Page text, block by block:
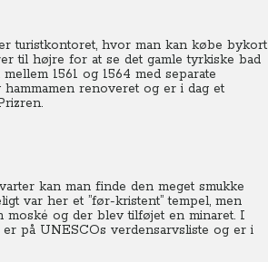
turistkontoret, hvor man kan købe bykort
til højre for at se det gamle tyrkiske bad
1561 og 1564 med separate
renoveret og er i dag et
kan man finde den meget smukke
var her et ”før-kristent” tempel, men
og der blev tilføjet en minaret. I
på UNESCOs verdensarvsliste og er i